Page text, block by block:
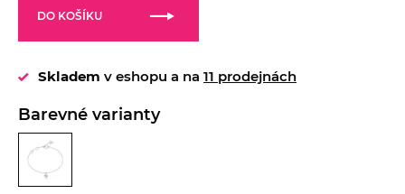
DO KOŠÍKU
Skladem v eshopu a na 11 prodejnách
Barevné varianty